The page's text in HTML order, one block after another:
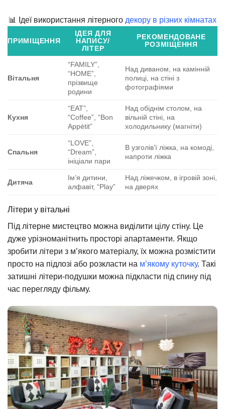
📊 Ідеї використання літерного декору в різних кімнатах
ПРИМІЩЕННЯ
ІДЕЯ ДЛЯ
НАПИСУ/
ЛІТЕР
РЕКОМЕНДОВАНЕ
РОЗМІЩЕННЯ
Вітальня
“FAMILY”,
“HOME”,
прізвище
родини
Над диваном, на камінній
полиці, на стіні з
фотографіями
Кухня
“EAT”,
“Coffee”, “Bon
Appétit”
Над обіднім столом, на
вільній стіні, на
холодильнику (магніти)
Спальня
“LOVE”,
“Dream”,
ініціали пари
В узголів’ї ліжка, на комоді,
напроти ліжка
Дитяча
Ім’я дитини,
алфавіт, “Play”
Над ліжечком, в ігровій зоні,
на дверях
Літери у вітальні
Під літерне мистецтво можна виділити цілу стіну. Це
дуже урізноманітнить просторі апартаменти. Якщо
зробити літери з м’якого матеріалу, їх можна розмістити
просто на підлозі або розкласти на м’якому куточку. Такі
затишні літери-подушки можна підкласти під спину під
час перегляду фільму.